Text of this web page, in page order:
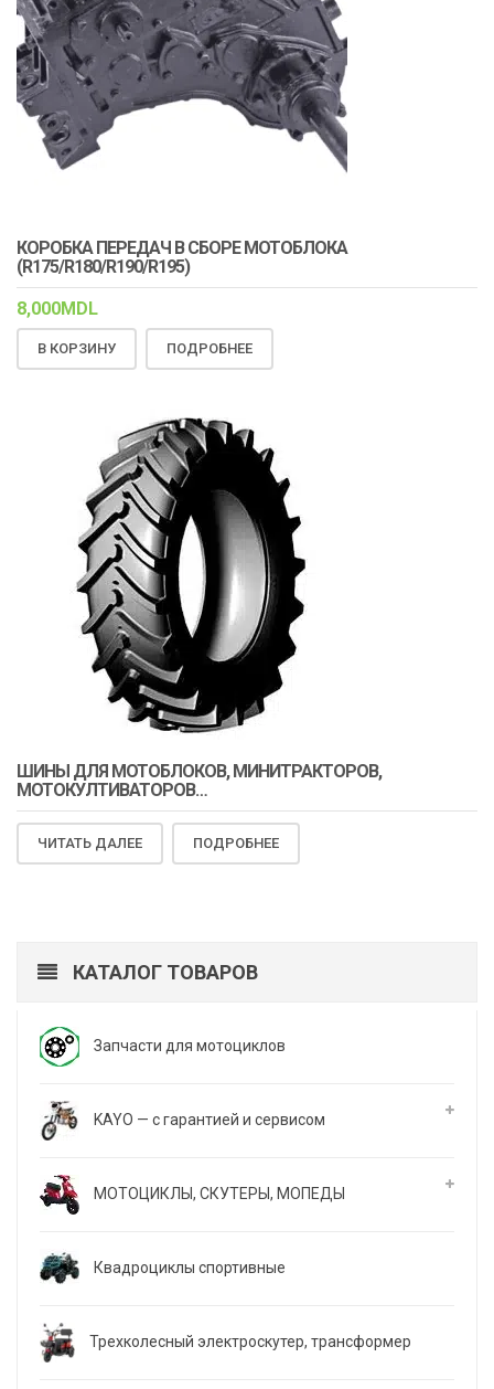
КОРОБКА ПЕРЕДАЧ В СБОРЕ МОТОБЛОКА
(R175/R180/R190/R195)
8,000MDL
В КОРЗИНУ ПОДРОБНЕЕ
ШИНЫ ДЛЯ МОТОБЛОКОВ, МИНИТРАКТОРОВ,
МОТОКУЛТИВАТОРОВ…
ЧИТАТЬ ДАЛЕЕ ПОДРОБНЕЕ
КАТАЛОГ ТОВАРОВ
Запчасти для мотоциклов
KAYO — с гарантией и сервисом
МОТОЦИКЛЫ, СКУТЕРЫ, МОПЕДЫ
Квадроциклы спортивные
Трехколесный электроскутер, трансформер